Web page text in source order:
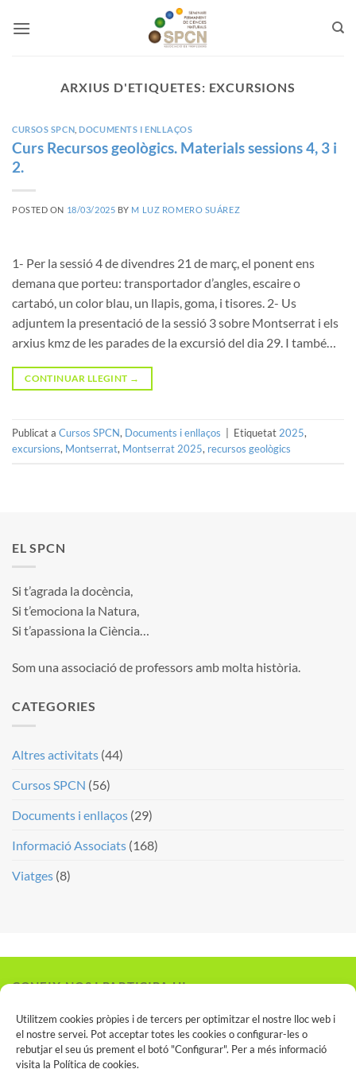
Utilitzem cookies pròpies i de tercers per optimitzar el nostre lloc web i
el nostre servei. Pot acceptar totes les cookies o configurar-les o
rebutjar el seu ús prement el botó "Configurar". Per a més informació
visita la Política de cookies.
ARXIUS D'ETIQUETES: EXCURSIONS
CURSOS SPCN ,DOCUMENTS I ENLLAÇOS
Curs Recursos geològics. Materials sessions 4, 3 i
2.
POSTED ON 18/03/2025 BY M LUZ ROMERO SUÁREZ
1- Per la sessió 4 de divendres 21 de març, el ponent ens
demana que porteu: transportador d’angles, escaire o
cartabó, un color blau, un llapis, goma, i tisores. 2- Us
adjuntem la presentació de la sessió 3 sobre Montserrat i els
arxius kmz de les parades de la excursió del dia 29. I també…
CONTINUAR LLEGINT →
Publicat a Cursos SPCN, Documents i enllaços Etiquetat 2025,
excursions, Montserrat, Montserrat 2025, recursos geològics
EL SPCN
Si t’agrada la docència,
Si t’emociona la Natura,
Si t’apassiona la Ciència…
Som una associació de professors amb molta història.
CATEGORIES
Altres activitats (44)
Cursos SPCN (56)
Documents i enllaços (29)
Informació Associats (168)
Viatges (8)
CONEIX-NOS I PARTICIPA-HI
Vols associar-te?